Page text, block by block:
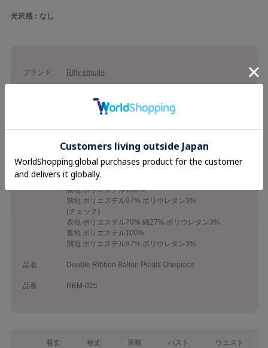
光沢感：なし
ブランド Rilly emulie
Onepiece
裏地 ポリエステル100%
別地 ポリエステル97% ポリウレタン3%
(ベージュ)
表地 ポリエステル78% レーヨン18% ポリウレタン4%
裏地 ポリエステル100%
別地 ポリエステル97% ポリウレタン3%
(チェック)
表地 ポリエステル70% 綿27% ポリウレタン3%
裏地 ポリエステル100%
別地 ポリエステル97% ポリウレタン3%
品名 Double Ribbon Ballon Pleats Onepiece
品番 REM-025
着丈 袖丈 肩幅 バスト ウエスト